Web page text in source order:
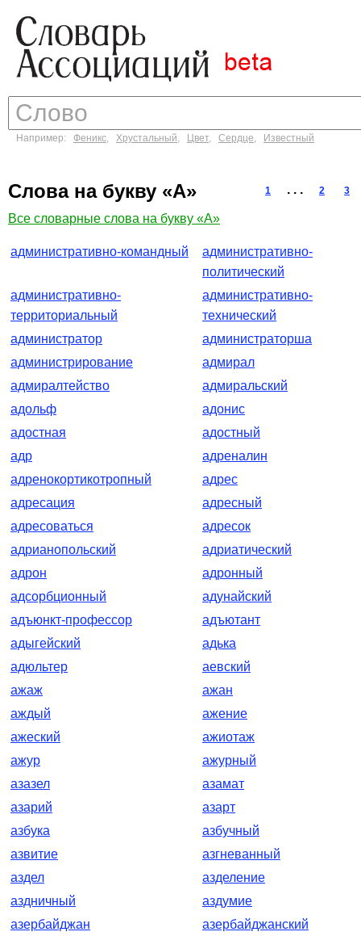
Например: Феникс, Хрустальный, Цвет, Сердце, Известный
Слова на букву «А» 1 . . . 2 3
Все словарные слова на букву «А»
административно-командный
административно-
политический
административно-
территориальный
административно-
технический
администратор
администраторша
администрирование
адмирал
адмиралтейство
адмиральский
адольф
адонис
адостная
адостный
адр
адреналин
адренокортикотропный
адрес
адресация
адресный
адресоваться
адресок
адрианопольский
адриатический
адрон
адронный
адсорбционный
адунайский
адъюнкт-профессор
адъютант
адыгейский
адька
адюльтер
аевский
ажаж
ажан
аждый
ажение
ажеский
ажиотаж
ажур
ажурный
азазел
азамат
азарий
азарт
азбука
азбучный
азвитие
азгневанный
аздел
азделение
аздничный
аздумие
азербайджан
азербайджанский